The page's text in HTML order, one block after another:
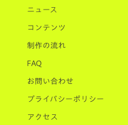
ニュース
コンテンツ
制作の流れ
FAQ
お問い合わせ
プライバシーポリシー
アクセス